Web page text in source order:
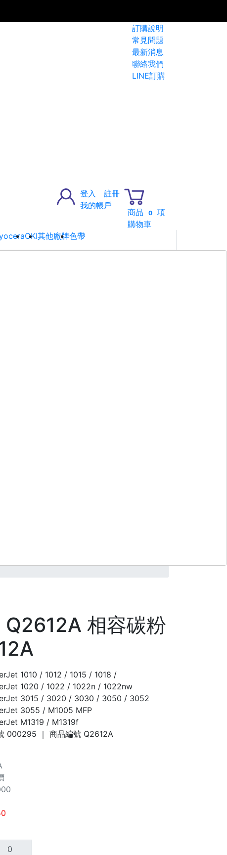
訂購說明
常見問題
最新消息
聯絡我們
LINE訂購
登入
註冊
我的帳戶
商品 0
項
購物車
OKI其他廠牌色帶
Q2612A 相容碳粉
1010 / 1012 / 1015 / 1018 /
1020 / 1022 / 1022n / 1022nw
3015 / 3020 / 3030 / 3050 / 3052
3055 / M1005 MFP
M1319 / M1319f
000295 ｜ 商品編號 Q2612A